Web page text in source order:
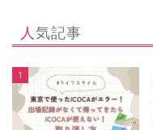
人気記事
1